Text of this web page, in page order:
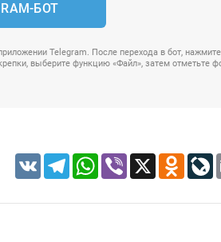
БОТ
Telegram. После перехода в бот,
выберите функцию «Файл», затем отметьте
VK TelegramWhatsApp
Viber X